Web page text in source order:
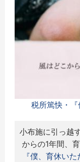
税所篤快・『
小布施に引っ越
からの1年間、
『僕、育休い